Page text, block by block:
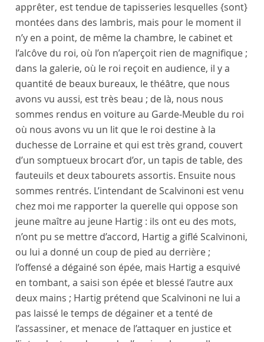
apprêter, est tendue de tapisseries lesquelles {sont}
montées dans des lambris, mais pour le moment il
n’y en a point, de même la chambre, le cabinet et
l’alcôve du roi, où l’on n’aperçoit rien de magnifique ;
dans la galerie, où le roi reçoit en audience, il y a
quantité de beaux bureaux, lethéâtre, que nous
avons vu aussi, est très beau ; de là, nous nous
sommes rendus en voiture au Garde-Meuble du roi
où nous avons vu un lit que le roi destine à la
duchesse de Lorraine et qui est très grand, couvert
d’un somptueux brocart d’or, un tapis de table, des
fauteuils et deux tabourets assortis. Ensuite nous
sommes rentrés. L’intendant deScalvinoni est venu
chez moi me rapporter la querelle qui oppose son
jeune maîtreau jeune Hartig : ils ont eu des mots,
n’ont pu se mettre d’accord, Hartiga gifléScalvinoni,
ou lui a donné un coup de pied au derrière ;
l’offensé a dégainé son épée, mais Hartiga esquivé
en tombant, a saisi son épée et blessé l’autre aux
deux mains ; Hartig prétend queScalvinoni ne lui a
pas laissé le temps de dégainer et a tenté de
l’assassiner, et menace de l’attaquer en justice et